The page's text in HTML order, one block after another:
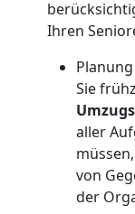
Ihren
Sie
Umzugs
aller
von
der
Umzug
Umzug